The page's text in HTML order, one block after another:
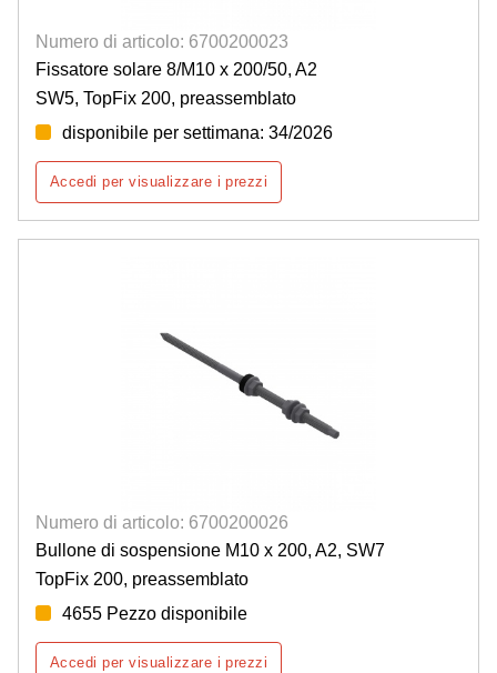
Numero di articolo: 6700200023
Fissatore solare 8/M10 x 200/50, A2
SW5, TopFix 200, preassemblato
disponibile per settimana: 34/2026
Accedi per visualizzare i prezzi
Numero di articolo: 6700200026
Bullone di sospensione M10 x 200, A2, SW7
TopFix 200, preassemblato
4655 Pezzo disponibile
Accedi per visualizzare i prezzi